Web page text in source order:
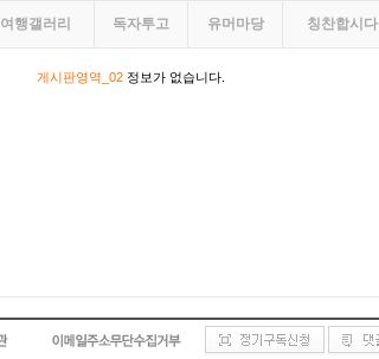
여행갤러리 독자투고 유머마당 칭찬합시다
게시판영역_02정보가 없습니다.